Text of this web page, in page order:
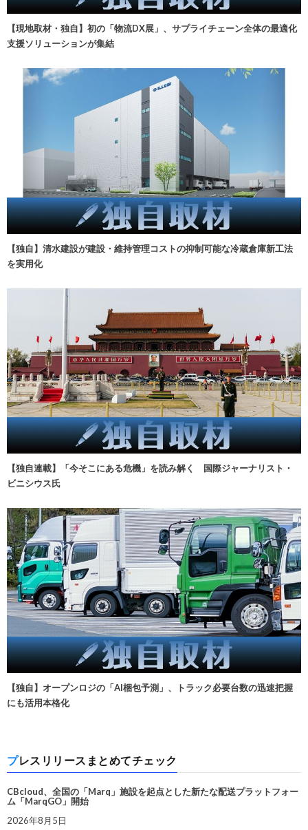
【現地取材・独自】初の「物流DX展」、サプライチェーン全体の最適化
支援ソリューションが集結
【独自】清水建設が建設・維持管理コストの抑制可能な冷蔵倉庫新工法
を実用化
【独自連載】「今そこにある危機」を読み解く 国際ジャーナリスト・
ビニシウス氏
【独自】オープンロジの「AI梱包予測」、トラック必要台数の迅速把握
にも活用本格化
プレスリリースまとめてチェック
CBcloud、全国の「Marq」施設を起点とした新たな配送プラットフォー
ム「MarqGO」開始
2026年8月5日